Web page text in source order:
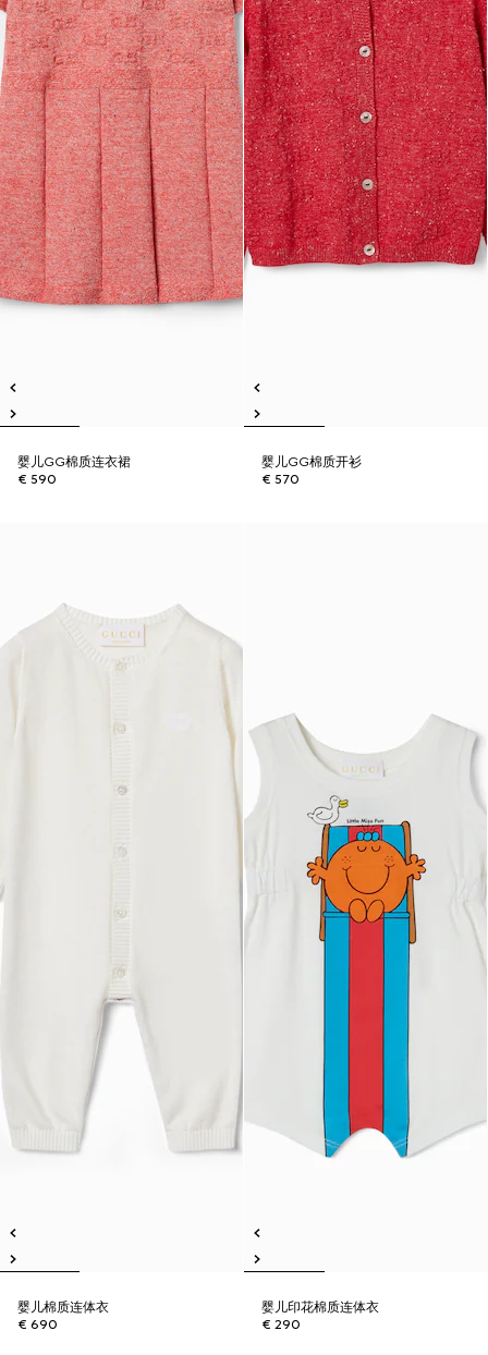
婴儿GG棉质连衣裙
€ 590
婴儿GG棉质开衫
€ 570
婴儿棉质连体衣
€ 690
婴儿印花棉质连体衣
€ 290